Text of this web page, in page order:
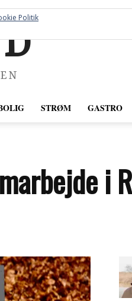
STRØM GASTRO
i
Politik